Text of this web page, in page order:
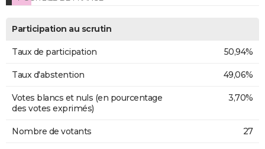
Participation au scrutin
Taux de participation 50,94%
Taux d'abstention 49,06%
Votes blancs et nuls (en pourcentage
des votes exprimés)
3,70%
Nombre de votants 27